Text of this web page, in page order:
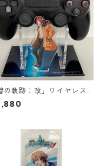
の軌跡：改」ワイヤレス
トローラー用アクリルス
ド（ランディ＆ティオ）